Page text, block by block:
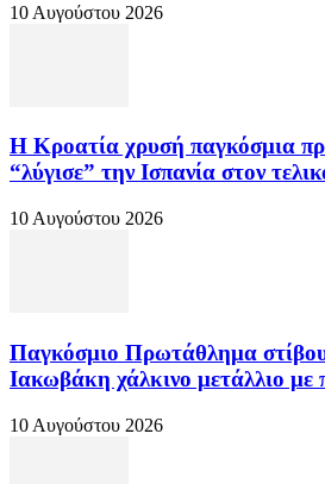
10 Αυγούστου 2026
Η Κροατία χρυσή παγκόσμια
“λύγισε” την Ισπανία στον
10 Αυγούστου 2026
Παγκόσμιο Πρωτάθλημα
Ιακωβάκη χάλκινο μετάλλιο με
10 Αυγούστου 2026